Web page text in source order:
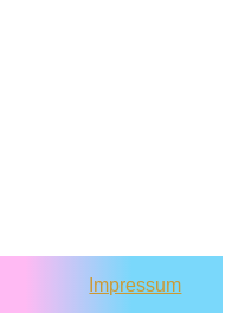
Impressum